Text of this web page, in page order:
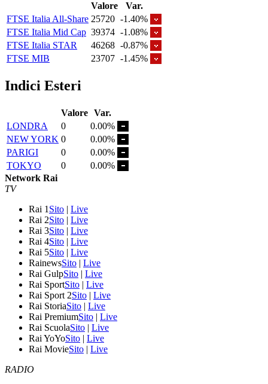
Valore
Var.
FTSE Italia All-Share 25720 -1.40%
FTSE Italia Mid Cap 39374 -1.08%
FTSE Italia STAR
46268 -0.87%
FTSE MIB
23707 -1.45%
Indici Esteri
Valore Var.
LONDRA
0
0.00%
NEW YORK 0
0.00%
PARIGI
0
0.00%
TOKYO
0
0.00%
Network Rai
TV
Rai 1 Sito | Live
Rai 2Sito | Live
Rai 3Sito | Live
Rai 4Sito | Live
Rai 5Sito | Live
RainewsSito | Live
Rai GulpSito | Live
Rai SportSito | Live
Rai Sport 2Sito | Live
Rai StoriaSito | Live
Rai PremiumSito | Live
Rai ScuolaSito | Live
Rai YoYoSito | Live
Rai MovieSito | Live
RADIO